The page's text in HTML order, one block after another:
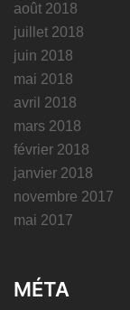
août 2018
juillet 2018
juin 2018
mai 2018
avril 2018
mars 2018
février 2018
janvier 2018
novembre 2017
mai 2017
MÉTA